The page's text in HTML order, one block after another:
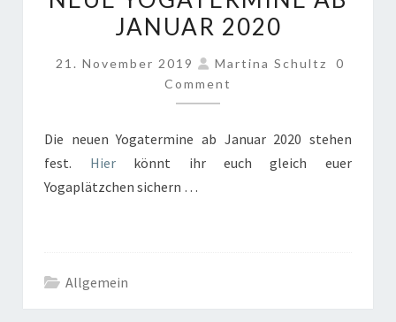
AB
2020
JANUAR 2020
21. November 2019 Martina Schultz
0
Comment
Die neuen Yogatermine ab Januar 2020 stehen
fest. Hier könnt ihr euch gleich euer
Yogaplätzchen sichern …
Allgemein